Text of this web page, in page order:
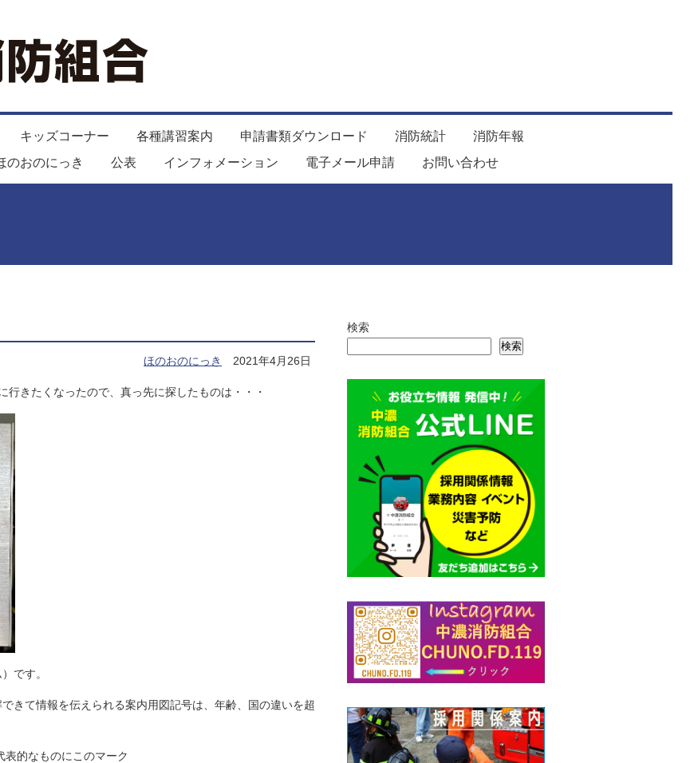
キッズコーナー 各種講習案内 申請書類ダウンロード 消防統計
消防年報
のおのにっき 公表 インフォメーション 電子メール申請 お問い合わせ
ほのおのにっき 2021年4月26日
きたくなったので、真っ先に探したものは・・・
です。
きて情報を伝えられる案内用図記号は、年齢、国の違いを超
表的なものにこのマーク
検索
検索